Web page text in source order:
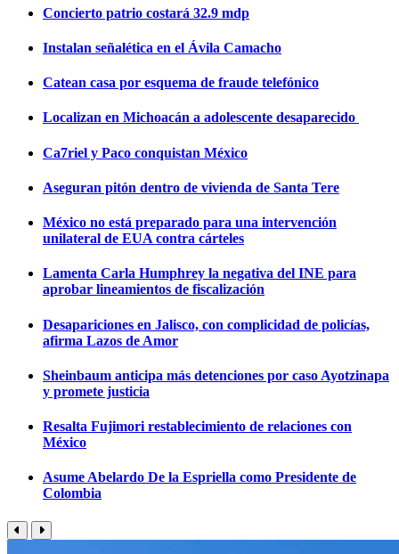
Concierto patrio costará 32.9 mdp
Instalan señalética en el Ávila Camacho
Catean casa por esquema de fraude telefónico
Localizan en Michoacán a adolescente desaparecido
Ca7riel y Paco conquistan México
Aseguran pitón dentro de vivienda de Santa Tere
México no está preparado para una intervención
unilateral de EUA contra cárteles
Lamenta Carla Humphrey la negativa del INE para
aprobar lineamientos de fiscalización
Desapariciones en Jalisco, con complicidad de policías,
afirma Lazos de Amor
Sheinbaum anticipa más detenciones por caso Ayotzinapa
y promete justicia
Resalta Fujimori restablecimiento de relaciones con
México
Asume Abelardo De la Espriella como Presidente de
Colombia